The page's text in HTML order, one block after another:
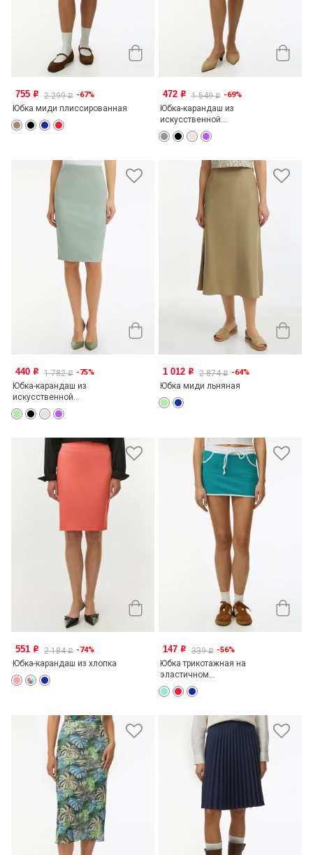
755 o 2 299o -67%
Юбка миди плиссированная
472 o 1 549o -69%
Юбка-карандаш из
искусственной...
440 o 1 782o -75%
Юбка-карандаш из
искусственной...
1 012 o 2 874o -64%
Юбка миди льняная
551 o 2 184o -74%
Юбка-карандаш из хлопка
147 o 339o -56%
Юбка трикотажная на
эластичном...